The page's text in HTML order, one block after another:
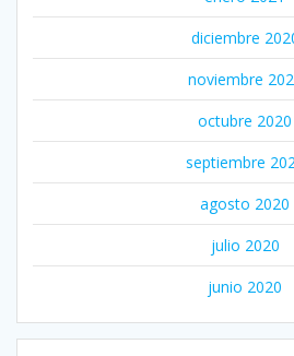
diciembre
noviembre
octubre 2020
septiembre
agosto 2020
julio 2020
junio 2020